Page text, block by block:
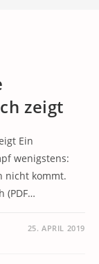
zeigt
Ein
wenigstens:
nicht kommt.
(PDF…
25. APRIL 2019